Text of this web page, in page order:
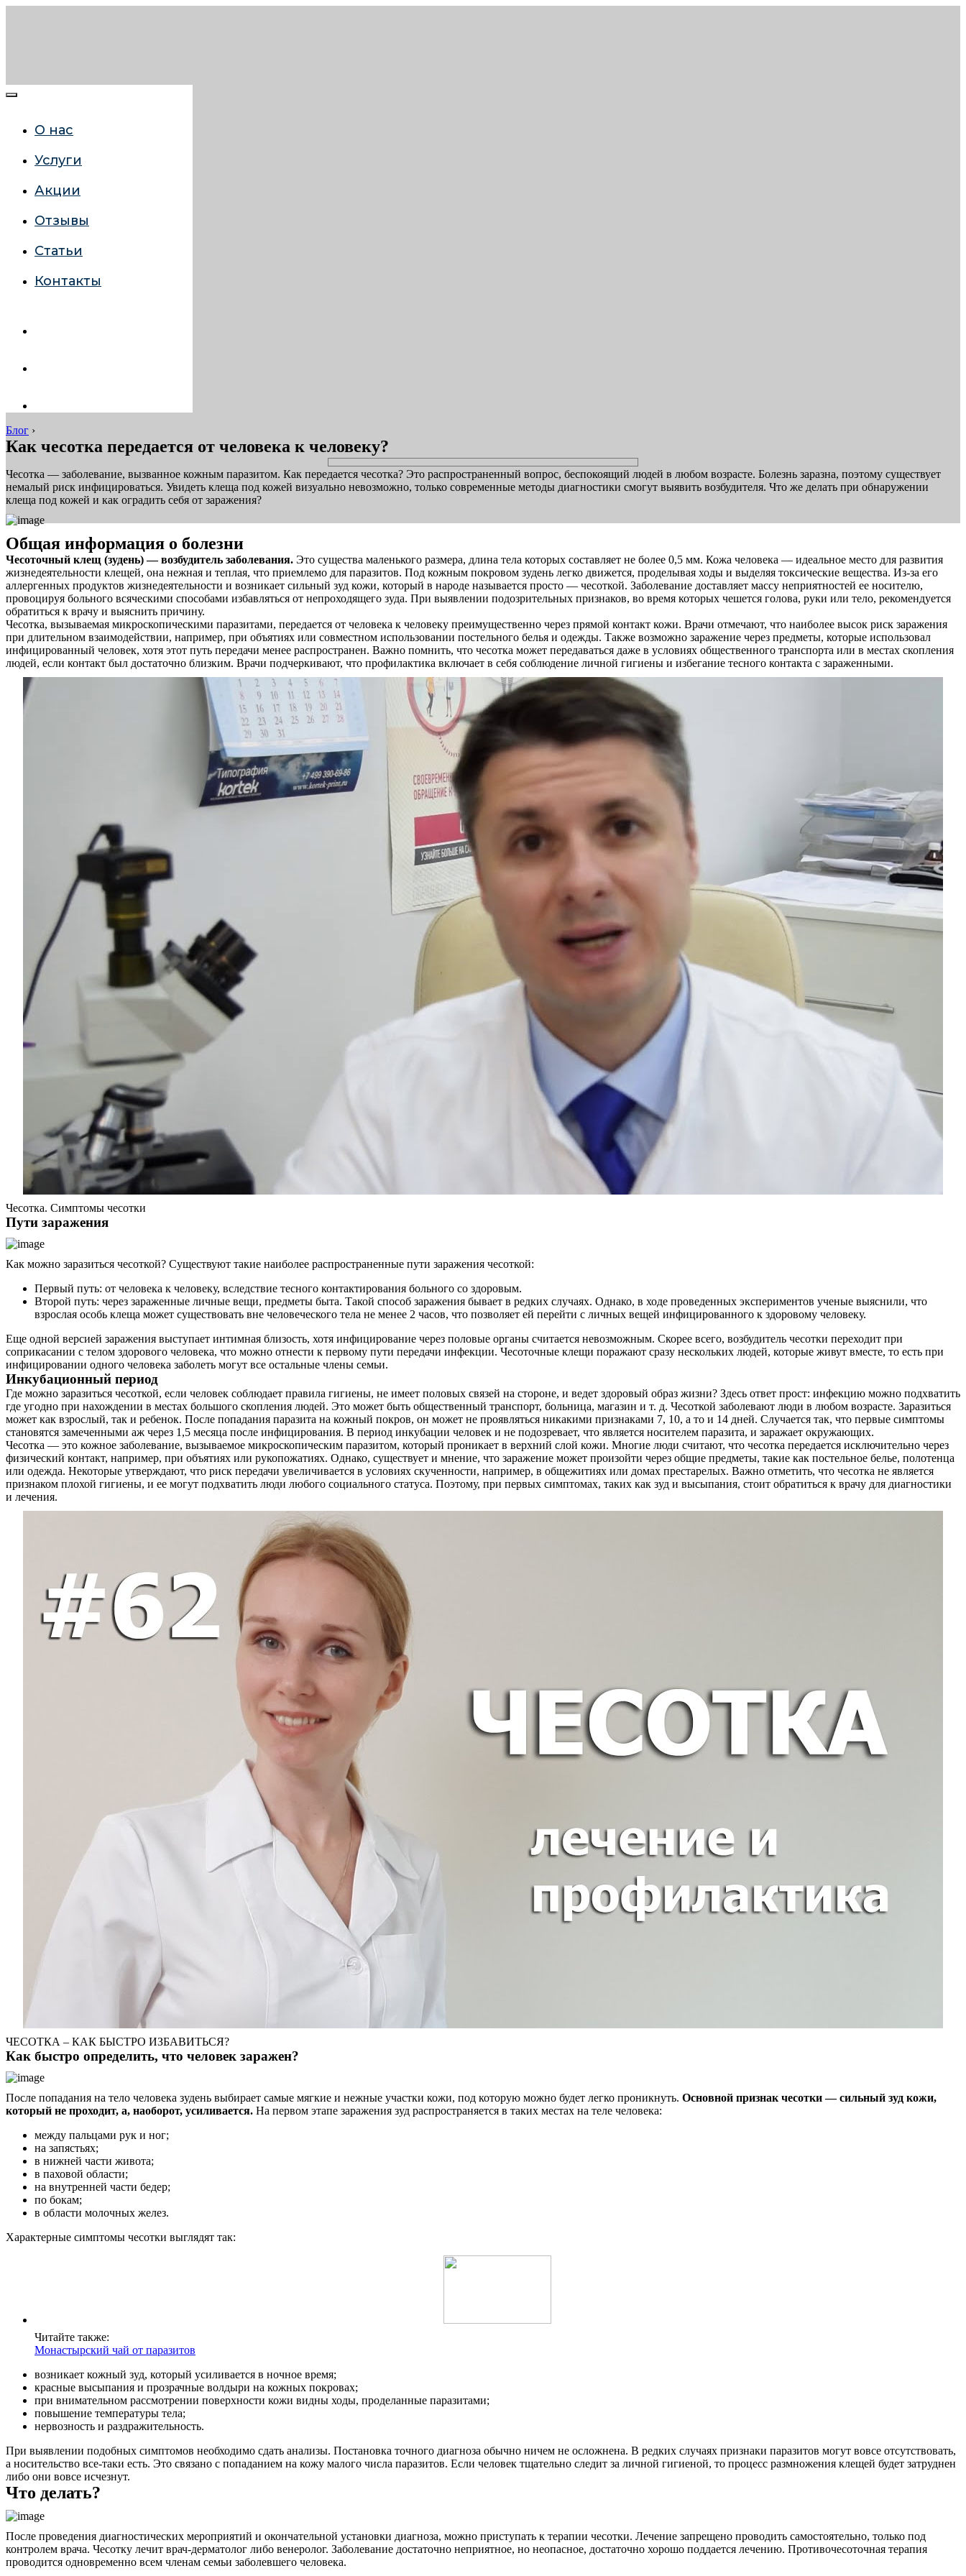
Услуги
О нас
Услуги
Акции
Отзывы
Статьи
Контакты
Блог ›
Как чесотка передается от человека к человеку?
Чесотка — заболевание, вызванное кожным паразитом. Как передается чесотка? Это распространенный вопрос, беспокоящий людей в любом возрасте. Болезнь заразна, поэтому существует
немалый риск инфицироваться. Увидеть клеща под кожей визуально невозможно, только современные методы диагностики смогут выявить возбудителя. Что же делать при обнаружении
клеща под кожей и как оградить себя от заражения?
Общая информация о болезни
Чесоточный клещ (зудень) — возбудитель заболевания. Это существа маленького размера, длина тела которых составляет не более 0,5 мм. Кожа человека — идеальное место для развития
жизнедеятельности клещей, она нежная и теплая, что приемлемо для паразитов. Под кожным покровом зудень легко движется, проделывая ходы и выделяя токсические вещества. Из-за его
аллергенных продуктов жизнедеятельности и возникает сильный зуд кожи, который в народе называется просто — чесоткой. Заболевание доставляет массу неприятностей ее носителю,
провоцируя больного всяческими способами избавляться от непроходящего зуда. При выявлении подозрительных признаков, во время которых чешется голова, руки или тело, рекомендуется
обратиться к врачу и выяснить причину.
Чесотка, вызываемая микроскопическими паразитами, передается от человека к человеку преимущественно через прямой контакт кожи. Врачи отмечают, что наиболее высок риск заражения
при длительном взаимодействии, например, при объятиях или совместном использовании постельного белья и одежды. Также возможно заражение через предметы, которые использовал
инфицированный человек, хотя этот путь передачи менее распространен. Важно помнить, что чесотка может передаваться даже в условиях общественного транспорта или в местах скопления
людей, если контакт был достаточно близким. Врачи подчеркивают, что профилактика включает в себя соблюдение личной гигиены и избегание тесного контакта с зараженными.
Чесотка. Симптомы чесотки
Пути заражения
Как можно заразиться чесоткой? Существуют такие наиболее распространенные пути заражения чесоткой:
Первый путь: от человека к человеку, вследствие тесного контактирования больного со здоровым.
Второй путь: через зараженные личные вещи, предметы быта. Такой способ заражения бывает в редких случаях. Однако, в ходе проведенных экспериментов ученые выяснили, что
взрослая особь клеща может существовать вне человеческого тела не менее 2 часов, что позволяет ей перейти с личных вещей инфицированного к здоровому человеку.
Еще одной версией заражения выступает интимная близость, хотя инфицирование через половые органы считается невозможным. Скорее всего, возбудитель чесотки переходит при
соприкасании с телом здорового человека, что можно отнести к первому пути передачи инфекции. Чесоточные клещи поражают сразу нескольких людей, которые живут вместе, то есть при
инфицировании одного человека заболеть могут все остальные члены семьи.
Инкубационный период
Где можно заразиться чесоткой, если человек соблюдает правила гигиены, не имеет половых связей на стороне, и ведет здоровый образ жизни? Здесь ответ прост: инфекцию можно подхватить
где угодно при нахождении в местах большого скопления людей. Это может быть общественный транспорт, больница, магазин и т. д. Чесоткой заболевают люди в любом возрасте. Заразиться
может как взрослый, так и ребенок. После попадания паразита на кожный покров, он может не проявляться никакими признаками 7, 10, а то и 14 дней. Случается так, что первые симптомы
становятся замеченными аж через 1,5 месяца после инфицирования. В период инкубации человек и не подозревает, что является носителем паразита, и заражает окружающих.
Чесотка — это кожное заболевание, вызываемое микроскопическим паразитом, который проникает в верхний слой кожи. Многие люди считают, что чесотка передается исключительно через
физический контакт, например, при объятиях или рукопожатиях. Однако, существует и мнение, что заражение может произойти через общие предметы, такие как постельное белье, полотенца
или одежда. Некоторые утверждают, что риск передачи увеличивается в условиях скученности, например, в общежитиях или домах престарелых. Важно отметить, что чесотка не является
признаком плохой гигиены, и ее могут подхватить люди любого социального статуса. Поэтому, при первых симптомах, таких как зуд и высыпания, стоит обратиться к врачу для диагностики
и лечения.
ЧЕСОТКА – КАК БЫСТРО ИЗБАВИТЬСЯ?
Как быстро определить, что человек заражен?
После попадания на тело человека зудень выбирает самые мягкие и нежные участки кожи, под которую можно будет легко проникнуть. Основной признак чесотки — сильный зуд кожи,
который не проходит, а, наоборот, усиливается. На первом этапе заражения зуд распространяется в таких местах на теле человека:
между пальцами рук и ног;
на запястьях;
в нижней части живота;
в паховой области;
на внутренней части бедер;
по бокам;
в области молочных желез.
Характерные симптомы чесотки выглядят так:
Читайте также:
Монастырский чай от паразитов
возникает кожный зуд, который усиливается в ночное время;
красные высыпания и прозрачные волдыри на кожных покровах;
при внимательном рассмотрении поверхности кожи видны ходы, проделанные паразитами;
повышение температуры тела;
нервозность и раздражительность.
При выявлении подобных симптомов необходимо сдать анализы. Постановка точного диагноза обычно ничем не осложнена. В редких случаях признаки паразитов могут вовсе отсутствовать,
а носительство все-таки есть. Это связано с попаданием на кожу малого числа паразитов. Если человек тщательно следит за личной гигиеной, то процесс размножения клещей будет затруднен
либо они вовсе исчезнут.
Что делать?
После проведения диагностических мероприятий и окончательной установки диагноза, можно приступать к терапии чесотки. Лечение запрещено проводить самостоятельно, только под
контролем врача. Чесотку лечит врач-дерматолог либо венеролог. Заболевание достаточно неприятное, но неопасное, достаточно хорошо поддается лечению. Противочесоточная терапия
проводится одновременно всем членам семьи заболевшего человека.